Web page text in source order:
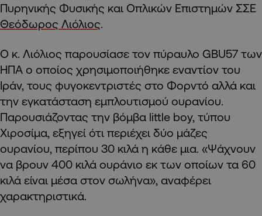
Πυρηνικής Φυσικής και Οπλικών Επιστημών ΣΣΕ
Θεόδωρος Λιόλιος.
Ο κ. Λιόλιος παρουσίασε τον πύραυλο GBU57 των
ΗΠΑ ο οποίος χρησιμοποιήθηκε εναντίον του
Ιράν, τους φυγοκεντριστές στο Φορντό αλλά και
την εγκατάσταση εμπλουτισμού ουρανίου.
Παρουσιάζοντας την βόμβα little boy, τύπου
Χιροσίμα, εξηγεί ότι περιέχει δύο μάζες
ουρανίου, περίπου 30 κιλά η κάθε μια. «Ψάχνουν
να βρουν 400 κιλά ουράνιο εκ των οποίων τα 60
κιλά είναι μέσα στον σωλήνα», αναφέρει
χαρακτηριστικά.